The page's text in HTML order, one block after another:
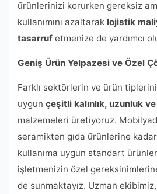
ürünlerinizi korurken gereksiz
kullanımını azaltarak lojistik
tasarruf etmenize de yardımcı
Geniş Ürün Yelpazesi ve Özel
Farklı sektörlerin ve ürün
uygun çeşitli kalınlık, uzunluk
malzemeleri üretiyoruz.
seramikten gıda ürünlerine
kullanıma uygun standart
işletmenizin özel
de sunmaktayız. Uzman